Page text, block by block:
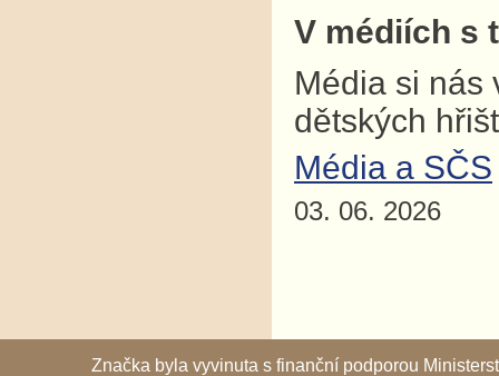
V médiích s
Média si nás
dětských
Média a SČS
03. 06. 2026
Značka byla vyvinuta s finanční podporou